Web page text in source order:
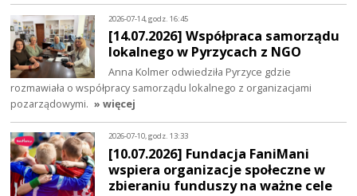
2026-07-14, godz. 16:45
[14.07.2026] Współpraca samorządu
lokalnego w Pyrzycach z NGO
Anna Kolmer odwiedziła Pyrzyce gdzie
rozmawiała o współpracy samorządu lokalnego z organizacjami
pozarządowymi. » więcej
2026-07-10, godz. 13:33
[10.07.2026] Fundacja FaniMani
wspiera organizacje społeczne w
zbieraniu funduszy na ważne cele